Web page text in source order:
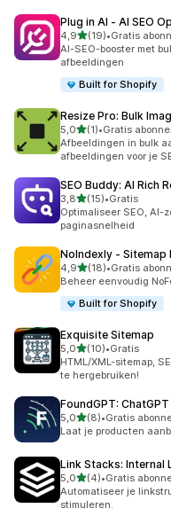
Plug in AI ‑ AI SEO
4,9van 5 sterren
(19)
19 recensies in totaal
•Gratis
AI-SEO-booster met
afbeeldingen
Built for Shopify
Resize Pro: Bulk
5,0van 5 sterren
(1)
1 recensies in totaal
•Gratis
Afbeeldingen in bulk
afbeeldingen voor je
SEO Buddy: AI Rich
3,8van 5 sterren
(15)
15 recensies in totaal
•Gratis
Optimaliseer SEO,
paginasnelheid
NoIndexly ‑ Sitemap
4,9van 5 sterren
(18)
18 recensies in totaal
•Gratis
Beheer eenvoudig
Built for Shopify
Exquisite Sitemap
5,0van 5 sterren
(10)
10 recensies in totaal
•Gratis
HTML/XML-sitemap,
te hergebruiken!
FoundGPT: ChatGPT
5,0van 5 sterren
(8)
8 recensies in totaal
•Gratis
Laat je producten
Link Stacks: Internal
5,0van 5 sterren
(4)
4 recensies in totaal
•Gratis
Automatiseer je
stimuleren.